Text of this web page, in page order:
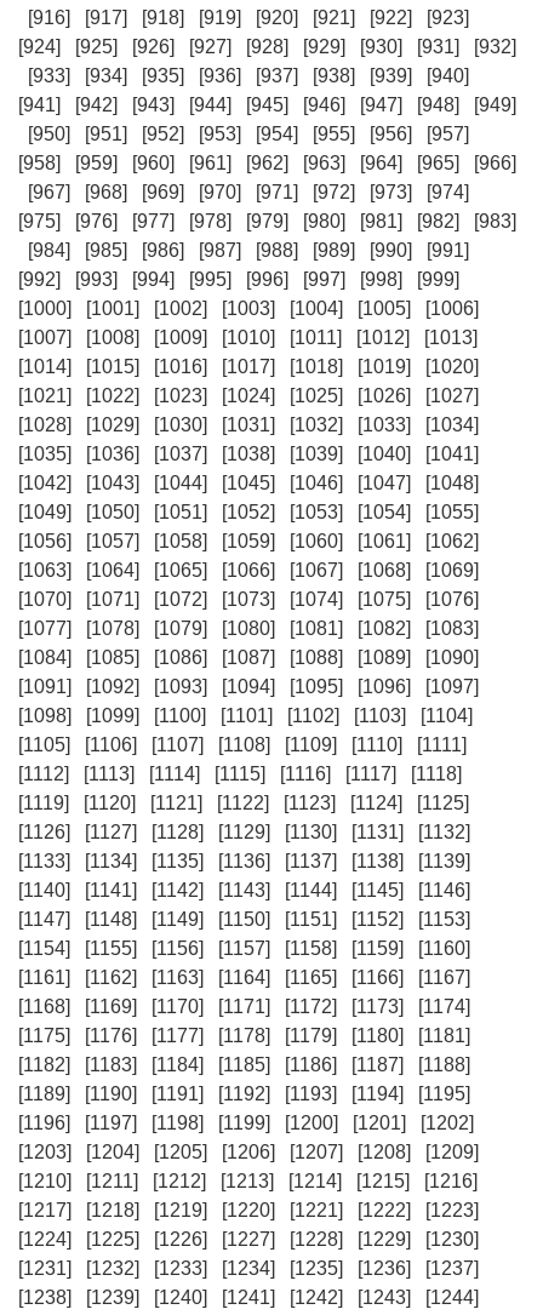
[916] [917] [918] [919] [920] [921] [922]
[923]
[924]
[925] [926] [927] [928] [929] [930] [931]
[932]
[933]
[934] [935] [936] [937] [938] [939]
[940]
[941]
[942] [943] [944] [945] [946] [947] [948]
[949]
[950]
[951] [952] [953] [954] [955] [956]
[957]
[958]
[959] [960] [961] [962] [963] [964] [965]
[966]
[967]
[968] [969] [970] [971] [972] [973]
[974]
[975]
[976] [977] [978] [979] [980] [981] [982]
[983]
[984]
[985] [986] [987] [988] [989] [990]
[991]
[992]
[993] [994] [995] [996] [997] [998]
[999]
[1000]
[1001] [1002] [1003] [1004] [1005]
[1006]
[1007]
[1008] [1009] [1010] [1011] [1012]
[1013]
[1014]
[1015] [1016] [1017] [1018] [1019]
[1020]
[1021]
[1022] [1023] [1024] [1025] [1026]
[1027]
[1028]
[1029] [1030] [1031] [1032] [1033]
[1034]
[1035]
[1036] [1037] [1038] [1039] [1040]
[1041]
[1042]
[1043] [1044] [1045] [1046] [1047]
[1048]
[1049]
[1050] [1051] [1052] [1053] [1054]
[1055]
[1056]
[1057] [1058] [1059] [1060] [1061]
[1062]
[1063]
[1064] [1065] [1066] [1067] [1068]
[1069]
[1070]
[1071] [1072] [1073] [1074] [1075]
[1076]
[1077]
[1078] [1079] [1080] [1081] [1082]
[1083]
[1084]
[1085] [1086] [1087] [1088] [1089]
[1090]
[1091]
[1092] [1093] [1094] [1095] [1096]
[1097]
[1098]
[1099] [1100] [1101] [1102] [1103]
[1104]
[1105]
[1106] [1107] [1108] [1109] [1110]
[1111]
[1112]
[1113] [1114] [1115] [1116] [1117]
[1118]
[1119]
[1120] [1121] [1122] [1123] [1124]
[1125]
[1126]
[1127] [1128] [1129] [1130] [1131]
[1132]
[1133]
[1134] [1135] [1136] [1137] [1138]
[1139]
[1140]
[1141] [1142] [1143] [1144] [1145]
[1146]
[1147]
[1148] [1149] [1150] [1151] [1152]
[1153]
[1154]
[1155] [1156] [1157] [1158] [1159]
[1160]
[1161]
[1162] [1163] [1164] [1165] [1166]
[1167]
[1168]
[1169] [1170] [1171] [1172] [1173]
[1174]
[1175]
[1176] [1177] [1178] [1179] [1180]
[1181]
[1182]
[1183] [1184] [1185] [1186] [1187]
[1188]
[1189]
[1190] [1191] [1192] [1193] [1194]
[1195]
[1196]
[1197] [1198] [1199] [1200] [1201]
[1202]
[1203]
[1204] [1205] [1206] [1207] [1208]
[1209]
[1210]
[1211] [1212] [1213] [1214] [1215]
[1216]
[1217]
[1218] [1219] [1220] [1221] [1222]
[1223]
[1224]
[1225] [1226] [1227] [1228] [1229]
[1230]
[1231]
[1232] [1233] [1234] [1235] [1236]
[1237]
[1238]
[1239] [1240] [1241] [1242] [1243]
[1244]